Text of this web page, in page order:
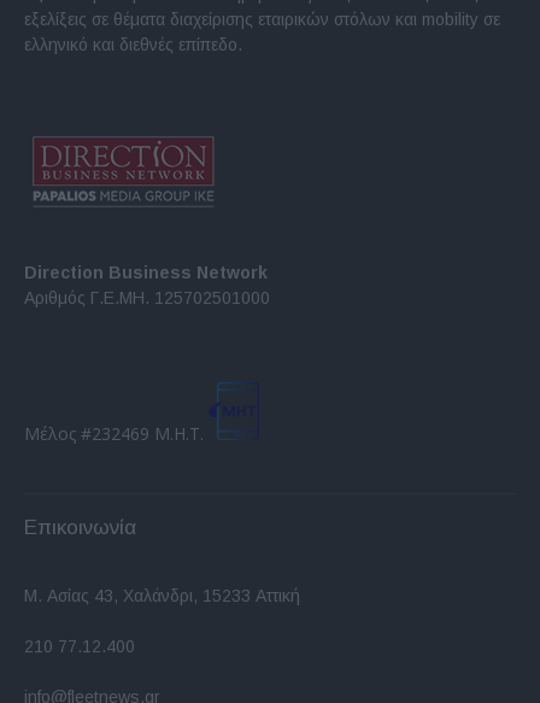
εξελίξεις σε θέματα διαχείρισης εταιρικών στόλων και mobility σε
ελληνικό και διεθνές επίπεδο.
Direction Business Network
Αριθμός Γ.Ε.ΜΗ. 125702501000
Μέλος #232469 Μ.Η.Τ.
Επικοινωνία
Μ. Ασίας 43, Χαλάνδρι, 15233 Αττική
210 77.12.400
info@fleetnews.gr